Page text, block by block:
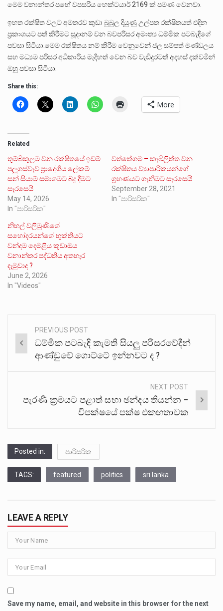
මෙම වනාන්තර පහේ වපසරිය හෙක්ටයාර් 2169 ක් පමණ වෙනවා.
ඉහත රක්ෂිත වලට අමතරව කුඩා බුබුල දියුණු උල්පත රක්ෂිතයත් එදින
ප්‍රකාශයට පත් කිරීමට සූදානම් වන බවපරිසර අමාත්‍ය ධම්මික පටබැඳිගේ
පවසා සිටියා.මෙම රක්ෂිතය නම් කිරීම වෙනුවෙන් ජල සම්පත් මණ්ඩලය
සහ මධ්‍යම පරිසර අධිකාරිය මැදිහත් වෙන බව වැඩිදුරටත් අදහස් දක්වමින්
ඔහු පවසා සිටියා.
Share this:
More
Related
තුම්බිකුලම වන රක්ෂිතයේ ඉඩම්
පලුගස්වැව ප්‍රාදේශීය ලේකම්
සන් සියාම් සමාගමට බදු දීමට
සැරසෙයි
May 14, 2026
In "පාරිසරික"
වත්තේගම – කැඹිලිත්ත වන
රක්ෂිතය ව්‍යාපාරිකයන්ගේ
ග්‍රහණයට ගැනීමට සැරසෙයි
September 28, 2021
In "පාරිසරික"
නිහල් වලිමුණිගේ
සහෝදරයන්ගේ භුක්තියට
වන්දම දෙමළිය කුඩාඔය
වනාන්තර පද්ධතිය අතහැර
දැමුවාද ?
June 2, 2026
In "Videos"
Post
navigation
PREVIOUS POST
ධම්මික පටබැඳි කැමති සියලු පරිසරවේදීන්
ආණ්ඩුවේ ගොට්ටේ ඉන්නවට ද ?
NEXT POST
පැරණි ක්‍රමයට පළාත් සභා ඡන්දය තියන්න –
විපක්ෂයේ පක්ෂ එකඟතාවක
Posted in: පාරිසරික
TAGS: featured politics sri lanka
LEAVE A REPLY
Save my name, email, and website in this browser for the next